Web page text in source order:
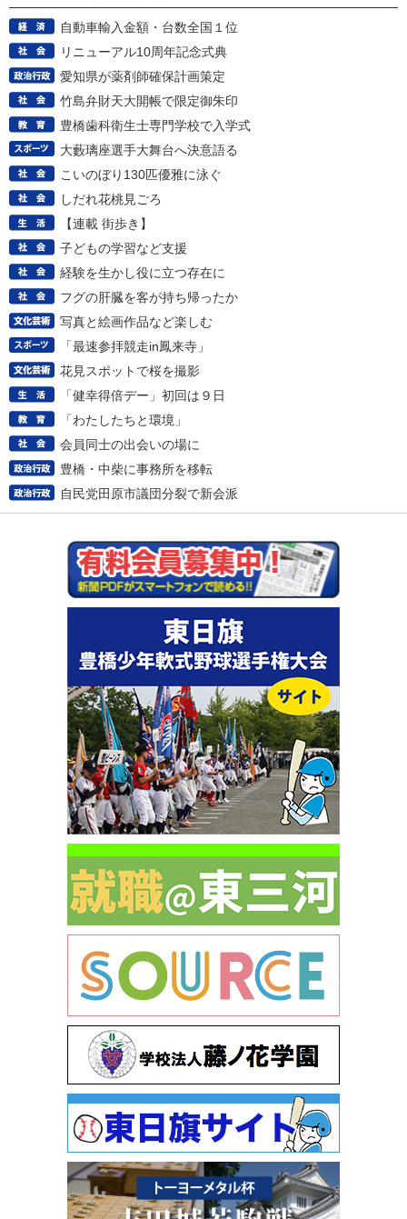
自動車輸入金額・台数全国１位
リニューアル10周年記念式典
愛知県が薬剤師確保計画策定
竹島弁財天大開帳で限定御朱印
豊橋歯科衛生士専門学校で入学式
大藪璃座選手大舞台へ決意語る
こいのぼり130匹優雅に泳ぐ
しだれ花桃見ごろ
【連載 街歩き】
子どもの学習など支援
経験を生かし役に立つ存在に
フグの肝臓を客が持ち帰ったか
写真と絵画作品など楽しむ
「最速参拝競走in鳳来寺」
花見スポットで桜を撮影
「健幸得倍デー」初回は９日
「わたしたちと環境」
会員同士の出会いの場に
豊橋・中柴に事務所を移転
自民党田原市議団分裂で新会派